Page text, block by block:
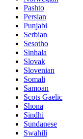
Pashto
Persian
Punjabi
Serbian
Sesotho
Sinhala
Slovak
Slovenian
Somali
Samoan
Scots Gaelic
Shona
Sindhi
Sundanese
Swahili